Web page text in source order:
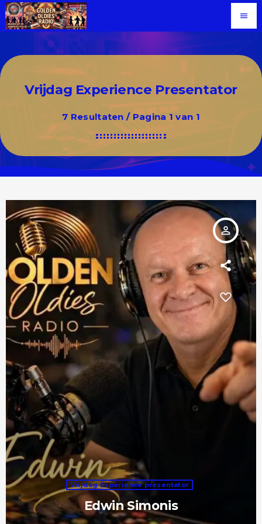
menu
Vrijdag Experience Presentator
7 Resultaten / Pagina 1 van 1
person_outline
Vrijdag Experience presentator
Edwin Simonis